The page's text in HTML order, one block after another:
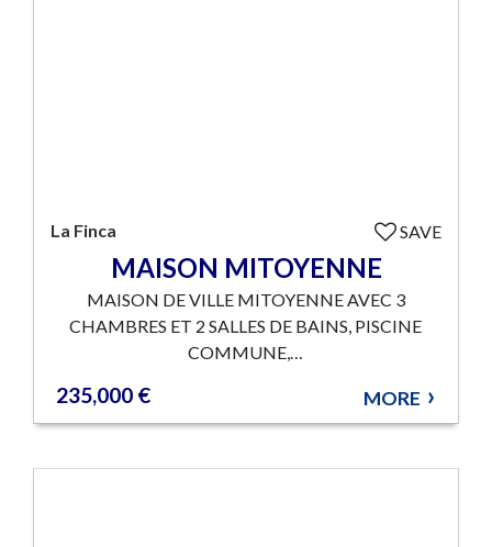
La Finca SAVE
MAISON MITOYENNE
MAISON DE VILLE MITOYENNE AVEC 3
CHAMBRES ET 2 SALLES DE BAINS, PISCINE
COMMUNE,…
235,000 € MORE